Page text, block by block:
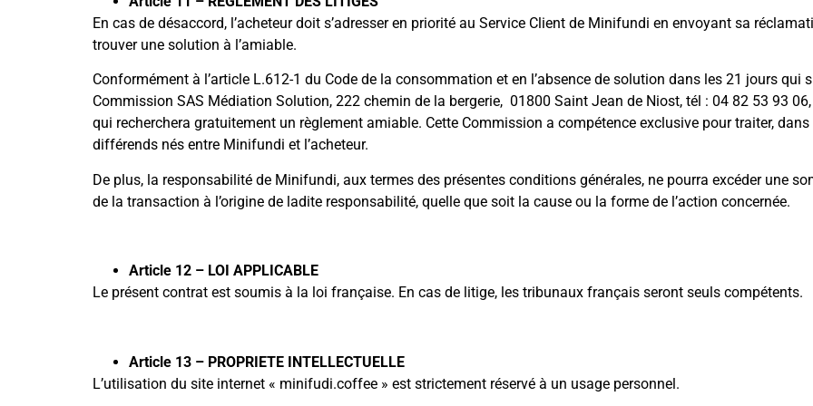
En cas de désaccord, l’acheteur doit s’adresser en priorité au Service Client de Minifundi en envoyant sa
trouver une solution à l’amiable.
Conformément à l’article L.612-1 du Code de la consommation et en l’absence de solution dans les 21 jours
Commission SAS Médiation Solution, 222 chemin de la bergerie, 01800 Saint Jean de Niost, tél : 04 82 53 93
qui recherchera gratuitement un règlement amiable. Cette Commission a compétence exclusive pour traiter,
différends nés entre Minifundi et l’acheteur.
De plus, la responsabilité de Minifundi, aux termes des présentes conditions générales, ne pourra excéder une
de la transaction à l’origine de ladite responsabilité, quelle que soit la cause ou la forme de l’action concernée.
Article 12 – LOI APPLICABLE
Le présent contrat est soumis à la loi française. En cas de litige, les tribunaux français seront seuls compétents.
Article 13 – PROPRIETE INTELLECTUELLE
L’utilisation du site internet « minifudi.coffee » est strictement réservé à un usage personnel.